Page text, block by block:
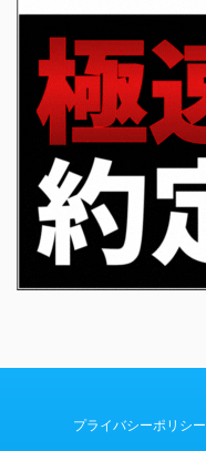
プライバシーポリシー